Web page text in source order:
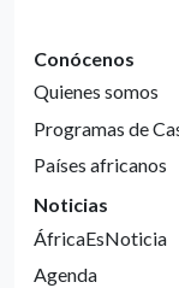
Conócenos
Quienes somos
Programas de
Países africanos
Noticias
ÁfricaEsNoticia
Agenda